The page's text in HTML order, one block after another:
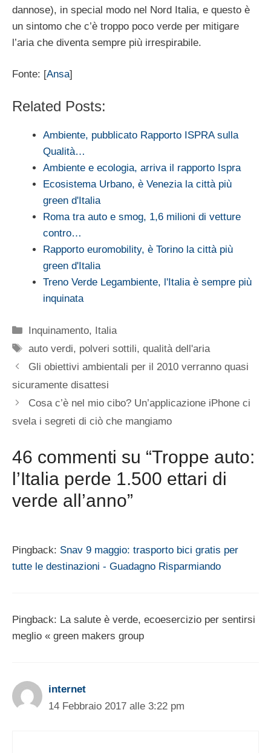
dannose), in special modo nel Nord Italia, e questo è
un sintomo che c’è troppo poco verde per mitigare
l’aria che diventa sempre più irrespirabile.
Fonte: [Ansa]
Related Posts:
Ambiente, pubblicato Rapporto ISPRA sulla
Qualità…
Ambiente e ecologia, arriva il rapporto Ispra
Ecosistema Urbano, è Venezia la città più
green d'Italia
Roma tra auto e smog, 1,6 milioni di vetture
contro…
Rapporto euromobility, è Torino la città più
green d'Italia
Treno Verde Legambiente, l'Italia è sempre più
inquinata
Categorie
Inquinamento, Italia
Tag
auto verdi, polveri sottili,qualità dell'aria
Gli obiettivi ambientali per il 2010 verranno quasi
sicuramente disattesi
Cosa c’è nel mio cibo? Un’applicazione iPhone ci
svela i segreti di ciò che mangiamo
46 commenti su “Troppe auto:
l’Italia perde 1.500 ettari di
verde all’anno”
Pingback: Snav 9 maggio: trasporto bici gratis per
tutte le destinazioni - Guadagno Risparmiando
Pingback: La salute è verde, ecoesercizio per sentirsi
meglio « green makers group
internet
14 Febbraio 2017 alle 3:22 pm